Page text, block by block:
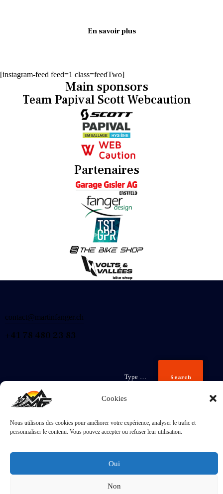
Cookies
Nous utilisons des cookies pour améliorer votre expérience, analyser le trafic et
personnaliser le contenu. Vous pouvez accepter ou refuser leur utilisation.
Oui
Non
En savoir plus
[instagram-feed feed=1 class=feedTwo]
Main sponsors
Team Papival Scott Webcaution
Partenaires
contact@martinfanger.ch
+41 78 480 23 83
Search
Inscris-
toi
J'accepte laPolitique de confidentialité.